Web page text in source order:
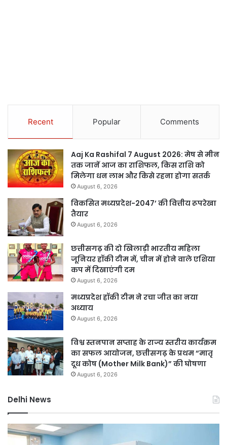
Recent Popular Comments
Aaj Ka Rashifal 7 August 2026: मेष से मीन
तक जानें आज का राशिफल, किस राशि को
मिलेगा धन लाभ और किसे रहना होगा सतर्क
August 6, 2026
विकसित मध्यप्रदेश-2047’ की वित्तीय रूपरेखा
तैयार
August 6, 2026
छत्तीसगढ़ की दो खिलाड़ी भारतीय महिला
जूनियर हॉकी टीम में, चीन में होने वाले एशिया
कप में दिखाएंगी दम
August 6, 2026
मध्यप्रदेश हॉकी टीम ने रचा जीत का नया
अध्याय
August 6, 2026
विश्व स्तनपान सप्ताह के राज्य स्तरीय कार्यक्रम
का सफल आयोजन, छत्तीसगढ़ के प्रथम “मातृ
दूध कोष (Mother Milk Bank)” की घोषणा
August 6, 2026
Delhi News
दिल्ली